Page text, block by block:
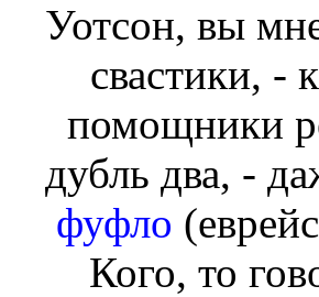
Уотсон, вы
свастики, -
помощники
дубль два, -
фуфло
Кого, то